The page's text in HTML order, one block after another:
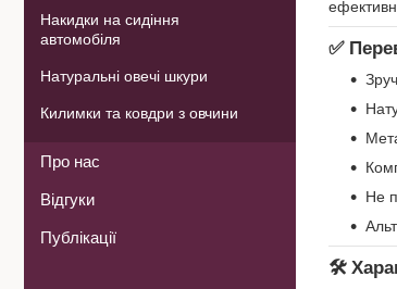
✅
Не
🛠
Накидки на сидіння
автомобіля
Натуральні овечі шкури
Килимки та ковдри з овчини
Про нас
Відгуки
Публікації